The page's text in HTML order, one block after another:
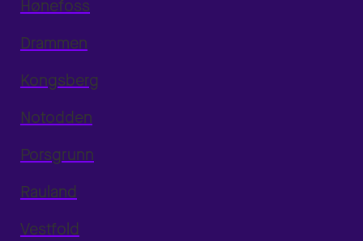
Hønefoss
Drammen
Kongsberg
Notodden
Porsgrunn
Rauland
Vestfold